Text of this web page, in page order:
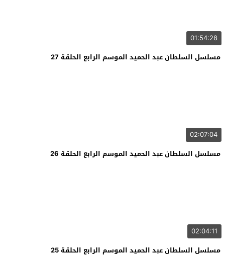
01:54:28
مسلسل السلطان عبد الحميد الموسم الرابع الحلقة 27
02:07:04
مسلسل السلطان عبد الحميد الموسم الرابع الحلقة 26
02:04:11
مسلسل السلطان عبد الحميد الموسم الرابع الحلقة 25